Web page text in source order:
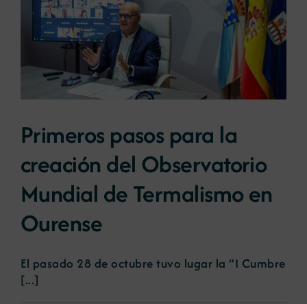
Primeros pasos para la
creación del Observatorio
Mundial de Termalismo en
Ourense
El pasado 28 de octubre tuvo lugar la “I Cumbre
[...]